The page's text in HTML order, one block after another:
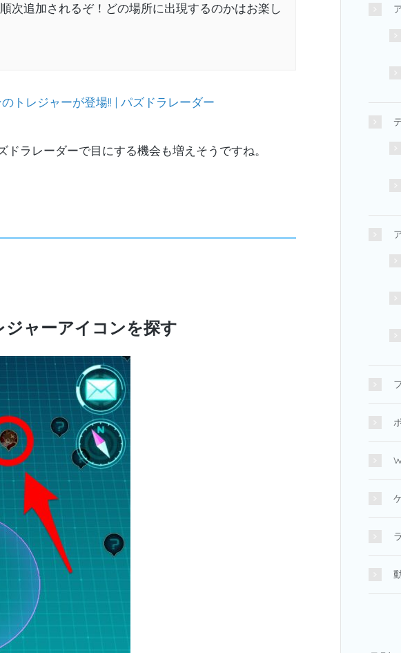
次追加されるぞ！どの場所に出現するのかはお楽し
トレジャーが登場!! | パズドラレーダー
ラレーダーで目にする機会も増えそうですね。
ャーアイコンを探す